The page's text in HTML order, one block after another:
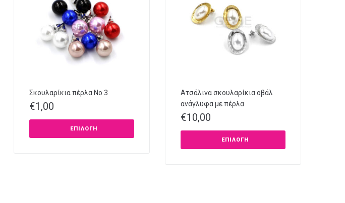
Σκουλαρίκια πέρλα No 3
€1,00
ΕΠΙΛΟΓΉ
Ατσάλινα σκουλαρίκια οβάλ
ανάγλυφα με πέρλα
€10,00
ΕΠΙΛΟΓΉ